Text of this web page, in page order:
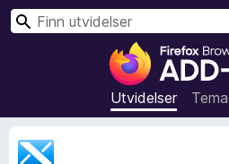
T
l
l
Utvidelser Tema
S
M